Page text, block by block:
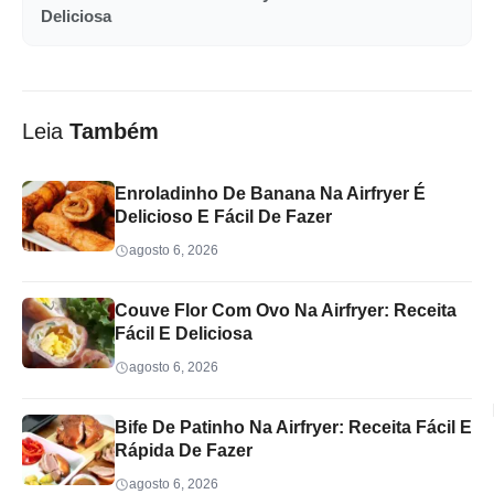
Deliciosa
Leia Também
Enroladinho De Banana Na Airfryer É
Delicioso E Fácil De Fazer
agosto 6, 2026
Couve Flor Com Ovo Na Airfryer: Receita
Fácil E Deliciosa
agosto 6, 2026
Bife De Patinho Na Airfryer: Receita Fácil E
Rápida De Fazer
agosto 6, 2026